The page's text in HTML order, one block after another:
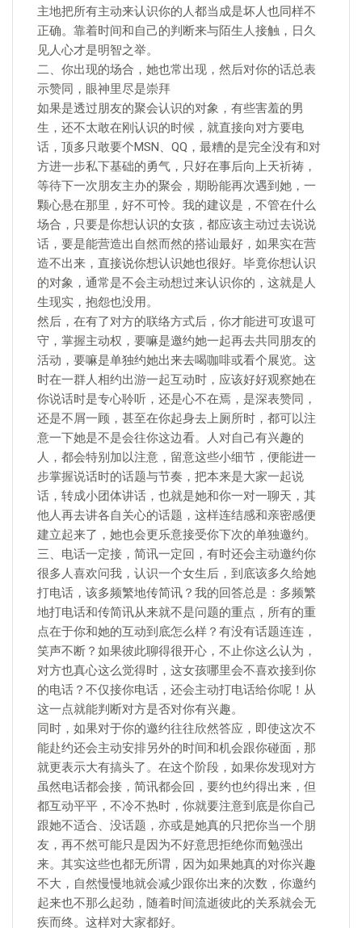
主地把所有主动来认识你的人都当成是坏人也同样不
正确。靠着时间和自己的判断来与陌生人接触，日久
见人心才是明智之举。
二、你出现的场合，她也常出现，然后对你的话总表
示赞同，眼神里尽是崇拜
如果是透过朋友的聚会认识的对象，有些害羞的男
生，还不太敢在刚认识的时候，就直接向对方要电
话，顶多只敢要个MSN、QQ，最糟的是完全没有和对
方进一步私下基础的勇气，只好在事后向上天祈祷，
等待下一次朋友主办的聚会，期盼能再次遇到她，一
颗心悬在那里，好不可怜。我的建议是，不管在什么
场合，只要是你想认识的女孩，都应该主动过去说说
话，要是能营造出自然而然的搭讪最好，如果实在营
造不出来，直接说你想认识她也很好。毕竟你想认识
的对象，通常是不会主动想过来认识你的，这就是人
生现实，抱怨也没用。
然后，在有了对方的联络方式后，你才能进可攻退可
守，掌握主动权，要嘛是邀约她一起再去共同朋友的
活动，要嘛是单独约她出来去喝咖啡或看个展览。这
时在一群人相约出游一起互动时，应该好好观察她在
你说话时是专心聆听，还是心不在焉，是深表赞同，
还是不屑一顾，甚至在你起身去上厕所时，都可以注
意一下她是不是会往你这边看。人对自己有兴趣的
人，都会特别加以注意，留意这些小细节，便能进一
步掌握说话时的话题与节奏，把本来是大家一起说
话，转成小团体讲话，也就是她和你一对一聊天，其
他人再去讲各自关心的话题，这样连结感和亲密感便
建立起来了，她也会更乐意接受你下次的单独邀约。
三、电话一定接，简讯一定回，有时还会主动邀约你
很多人喜欢问我，认识一个女生后，到底该多久给她
打电话，该多频繁地传简讯？我的回答总是：多频繁
地打电话和传简讯从来就不是问题的重点，所有的重
点在于你和她的互动到底怎么样？有没有话题连连，
笑声不断？如果彼此聊得很开心，不止你这么认为，
对方也真心这么觉得时，这女孩哪里会不喜欢接到你
的电话？不仅接你电话，还会主动打电话给你呢！从
这一点就能判断对方是否对你有兴趣。
同时，如果对于你的邀约往往欣然答应，即使这次不
能赴约还会主动安排另外的时间和机会跟你碰面，那
就更表示大有搞头了。在这个阶段，如果你发现对方
虽然电话都会接，简讯都会回，要约也约得出来，但
都互动平平，不冷不热时，你就要注意到底是你自己
跟她不适合、没话题，亦或是她真的只把你当一个朋
友，再不然可能只是因为不好意思拒绝你而勉强出
来。其实这些也都无所谓，因为如果她真的对你兴趣
不大，自然慢慢地就会减少跟你出来的次数，你邀约
起来也不那么起劲，随着时间流逝彼此的关系就会无
疾而终。这样对大家都好。